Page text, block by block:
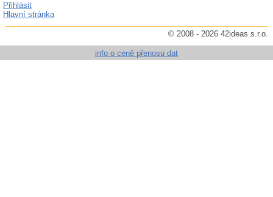
Přihlásit
Hlavní stránka
© 2008 - 2026 42ideas s.r.o.
info o ceně přenosu dat